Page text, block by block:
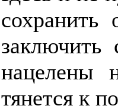
сохранить
нацелены
тянется к